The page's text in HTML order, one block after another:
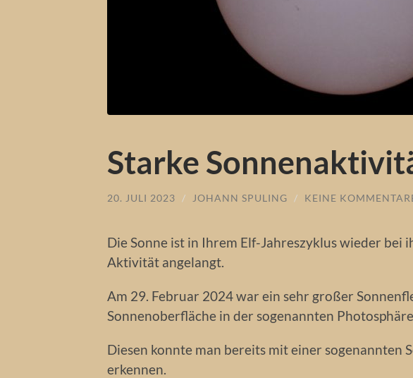
Starke
20. JULI 2023 / JOHANN SPULING / KEINE
Die Sonne ist in Ihrem Elf-Jahreszyklus wieder bei
Aktivität angelangt.
Am 29. Februar 2024 war ein sehr großer
Sonnenoberfläche in der sogenannten
Diesen konnte man bereits mit einer sogenannten
erkennen.